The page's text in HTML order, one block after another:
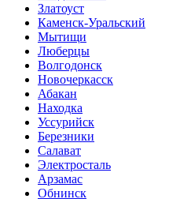
Златоуст
Каменск-Уральский
Мытищи
Люберцы
Волгодонск
Новочеркасск
Абакан
Находка
Уссурийск
Березники
Салават
Электросталь
Арзамас
Обнинск